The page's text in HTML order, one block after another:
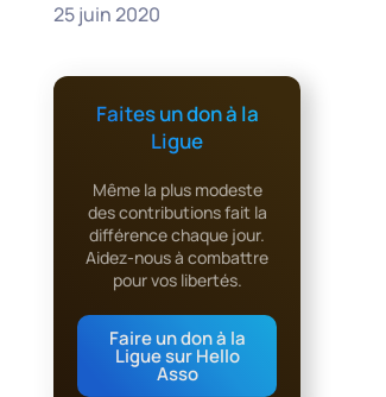
25 juin 2020
Faites un don à la
Ligue
Même la plus modeste
des contributions fait la
différence chaque jour.
Aidez-nous à combattre
pour vos libertés.
Faire un don à la
Ligue sur Hello
Asso